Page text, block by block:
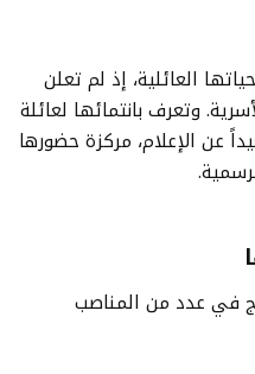
العائلية، إذ لم تعلن
وتعرف بانتمائها لعائلة
عن الإعلام، مركزة حضورها
في عدد من المناصب